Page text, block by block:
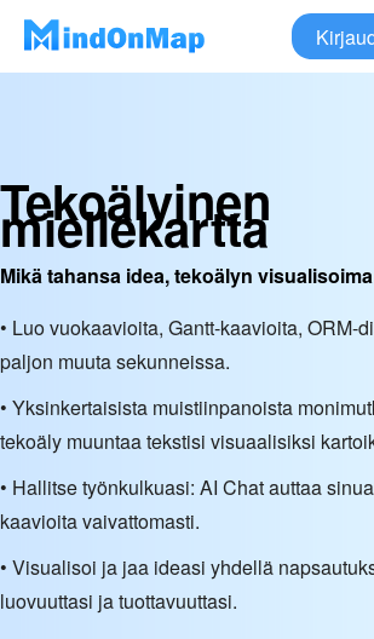
Tekoälyinen
miellekartta
Mikä tahansa idea, tekoälyn
• Luo vuokaavioita, Gantt-kaavioita, ORM-
paljon muuta sekunneissa.
• Yksinkertaisista muistiinpanoista
tekoäly muuntaa tekstisi visuaalisiksi
• Hallitse työnkulkuasi: AI Chat auttaa
kaavioita vaivattomasti.
• Visualisoi ja jaa ideasi yhdellä
luovuuttasi ja tuottavuuttasi.